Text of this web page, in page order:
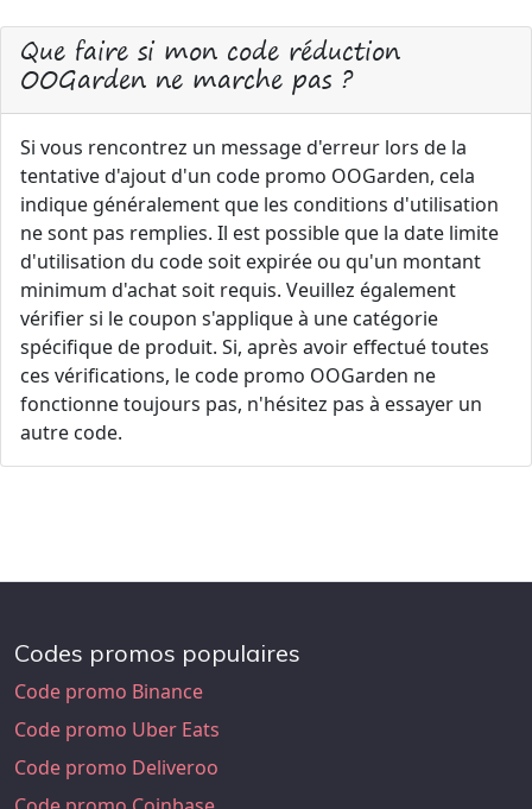
Que faire si mon code réduction
OOGarden ne marche pas ?
Si vous rencontrez un message d'erreur lors de la
tentative d'ajout d'un code promo OOGarden, cela
indique généralement que les conditions d'utilisation
ne sont pas remplies. Il est possible que la date limite
d'utilisation du code soit expirée ou qu'un montant
minimum d'achat soit requis. Veuillez également
vérifier si le coupon s'applique à une catégorie
spécifique de produit. Si, après avoir effectué toutes
ces vérifications, le code promo OOGarden ne
fonctionne toujours pas, n'hésitez pas à essayer un
autre code.
Codes promos populaires
Code promo Binance
Code promo Uber Eats
Code promo Deliveroo